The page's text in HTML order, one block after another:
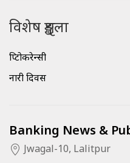
विशेष शृङ्खला
क्रिप्टोकरेन्सी
नारी दिवस
Banking News &
Jwagal-10, Lalitpur